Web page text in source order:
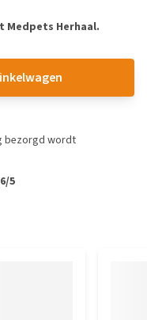
Medpets Herhaal.
bezorgd wordt
5